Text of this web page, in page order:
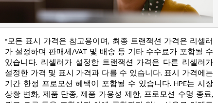
*모든 표시 가격은 참고용이며, 최종 트랜잭션 가격은 리셀러
가 설정하며 판매세/VAT 및 배송 등 기타 수수료가 포함될 수
있습니다. 리셀러가 설정한 트랜잭션 가격은 다른 리셀러가
설정한 가격 및 표시 가격과 다를 수 있습니다. 표시 가격에는
기간 한정 프로모션 혜택이 포함될 수 있습니다. HPE는 시장
상황 변화, 제품 단종, 제품 가용성 제한, 프로모션 수명 종료,